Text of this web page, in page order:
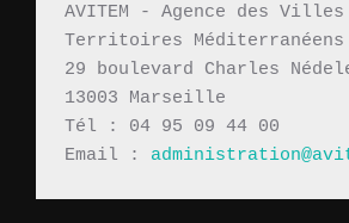
AVITEM - Agence des
Territoires Méditerranéens
29 boulevard Charles
13003 Marseille
Tél : 04 95 09 44 00
Email :